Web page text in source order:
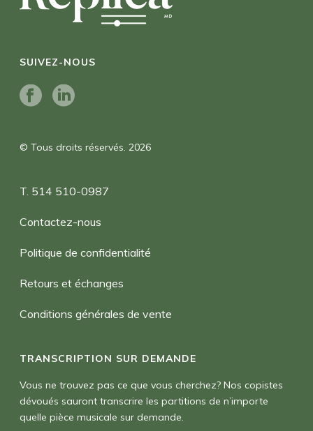
SUIVEZ-NOUS
© Tous droits réservés. 2026
T. 514 510-0987
Contactez-nous
Politique de confidentialité
Retours et échanges
Conditions générales de vente
TRANSCRIPTION SUR DEMANDE
Vous ne trouvez pas ce que vous cherchez? Nos copistes
dévoués sauront transcrire les partitions de n’importe
quelle pièce musicale sur demande.